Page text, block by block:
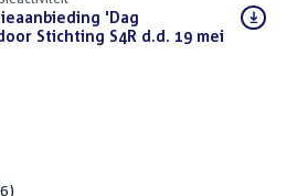
'Dag
Stichting S4R d.d. 19 mei